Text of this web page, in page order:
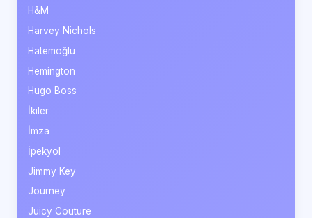
H&M
Harvey Nichols
Hatemoğlu
Hemington
Hugo Boss
İkiler
İmza
İpekyol
Jimmy Key
Journey
Juicy Couture